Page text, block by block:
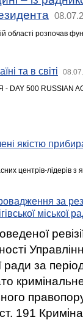
області розпочав
та в світі
500 RUSSIAN
якістю
центрів-лідерів з
за
міської
ради за
191